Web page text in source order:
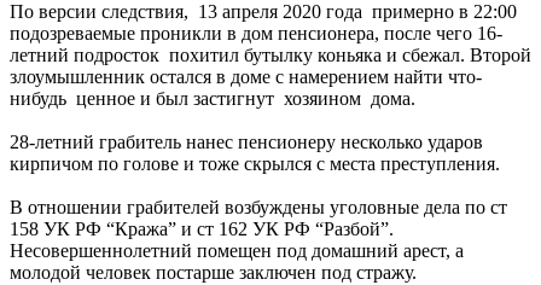
По версии следствия, 13 апреля 2020 года примерно в 22:00
подозреваемые проникли в дом пенсионера, после чего 16-
летний подросток похитил бутылку коньяка и сбежал. Второй
злоумышленник остался в доме с намерением найти что-
нибудь ценное и был застигнут хозяином дома.
28-летний грабитель нанес пенсионеру несколько ударов
кирпичом по голове и тоже скрылся с места преступления.
В отношении грабителей возбуждены уголовные дела по ст
158 УК РФ “Кража” и ст 162 УК РФ “Разбой”.
Несовершеннолетний помещен под домашний арест, а
молодой человек постарше заключен под стражу.